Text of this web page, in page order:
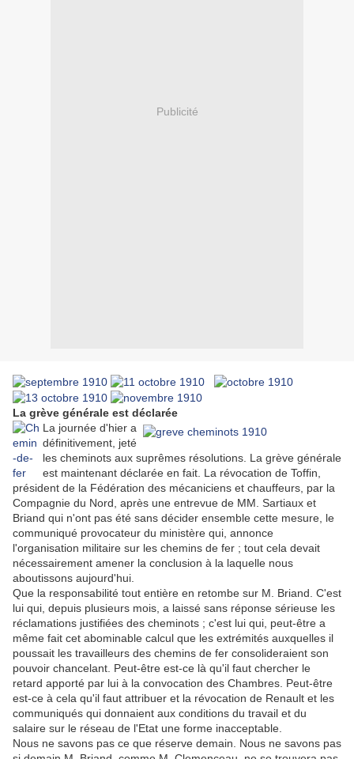
Publicité
La grève générale est déclarée
La journée d'hier a
définitivement, jeté
les cheminots aux suprêmes résolutions. La grève générale
est maintenant déclarée en fait. La révocation de Toffin,
président de la Fédération des mécaniciens et chauffeurs, par la
Compagnie du Nord, après une entrevue de MM. Sartiaux et
Briand qui n'ont pas été sans décider ensemble cette mesure, le
communiqué provocateur du ministère qui, annonce
l'organisation militaire sur les chemins de fer ; tout cela devait
nécessairement amener la conclusion à la laquelle nous
aboutissons aujourd'hui.
Que la responsabilité tout entière en retombe sur M. Briand. C'est
lui qui, depuis plusieurs mois, a laissé sans réponse sérieuse les
réclamations justifiées des cheminots ; c'est lui qui, peut-être a
même fait cet abominable calcul que les extrémités auxquelles il
poussait les travailleurs des chemins de fer consolideraient son
pouvoir chancelant. Peut-être est-ce là qu'il faut chercher le
retard apporté par lui à la convocation des Chambres. Peut-être
est-ce à cela qu'il faut attribuer et la révocation de Renault et les
communiqués qui donnaient aux conditions du travail et du
salaire sur le réseau de l'Etat une forme inacceptable.
Nous ne savons pas ce que réserve demain. Nous ne savons pas